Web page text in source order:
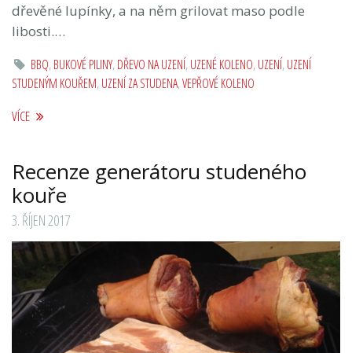
dřevěné lupínky, a na něm grilovat maso podle
libosti.…
BBQ,BUKOVÉ PILINY,DŘEVO NA UZENÍ,UZENÉ KOLENO,UZENÍ,UZENÍ
STUDENÝM KOUŘEM,UZENÍ ZA STUDENA,VEPŘOVÉ KOLENO
VÍCE
Recenze generátoru studeného
kouře
3. ŘÍJEN 2017